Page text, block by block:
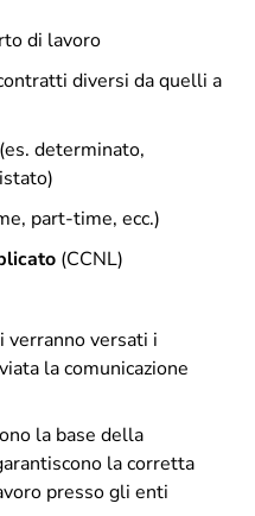
di lavoro
diversi da quelli a
(es. determinato,
part-time, ecc.)
(CCNL)
verranno versati i
la comunicazione
la base della
la corretta
presso gli enti